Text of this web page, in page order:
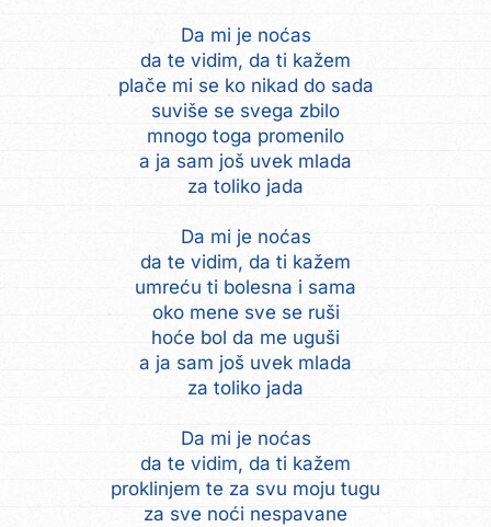
Da mi je noćas
da te vidim, da ti kažem
plače mi se ko nikad do sada
suviše se svega zbilo
mnogo toga promenilo
a ja sam još uvek mlada
za toliko jada
Da mi je noćas
da te vidim, da ti kažem
umreću ti bolesna i sama
oko mene sve se ruši
hoće bol da me uguši
a ja sam još uvek mlada
za toliko jada
Da mi je noćas
da te vidim, da ti kažem
proklinjem te za svu moju tugu
za sve noći nespavane